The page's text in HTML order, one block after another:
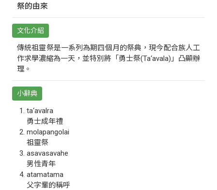
祭的由來
文化介紹
傳統祖靈祭是一系列為期四個月的祭典，現今配合族人工
作求學濃縮為一天，並特別將「勇士祭(Ta‘avala)」凸顯辦
理。
小辭典
ta‘avalra
勇士成年禮
molapangolai
祖靈祭
asavasavahe
男性青年
atamatama
父字輩的稱呼